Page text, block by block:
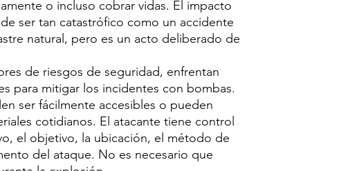
o incluso cobrar vidas. El impacto
ser tan catastrófico como un accidente
natural, pero es un acto deliberado de
de riesgos de seguridad, enfrentan
para mitigar los incidentes con bombas.
ser fácilmente accesibles o pueden
cotidianos. El atacante tiene control
el objetivo, la ubicación, el método de
del ataque. No es necesario que